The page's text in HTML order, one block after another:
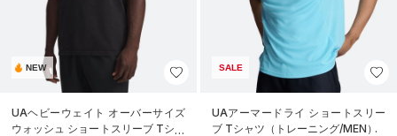
NEW
UAヘビーウェイト オーバーサイズ
ウォッシュ ショートスリーブ Tシャ
SALE
UAアーマードライ ショートスリー
ブ Tシャツ（トレーニング/MEN）